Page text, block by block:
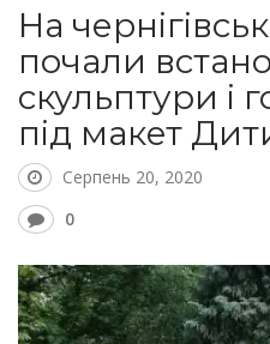
На
почали
скульптури і
під макет
Серпень 20, 2020
0